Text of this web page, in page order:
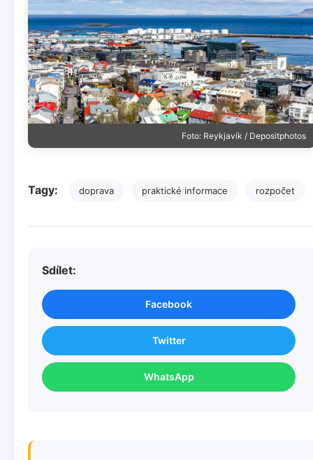
Foto: Reykjavík / Depositphotos
Tagy: doprava praktické informace rozpočet
Sdílet:
Facebook
Twitter
WhatsApp